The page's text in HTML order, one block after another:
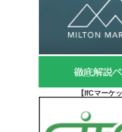
【IfCマーケ